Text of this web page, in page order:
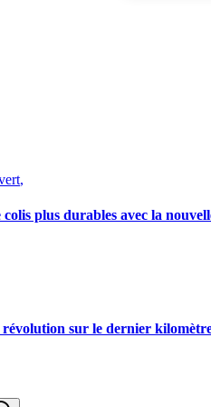
,
plus durables avec la
révolution sur le dernier